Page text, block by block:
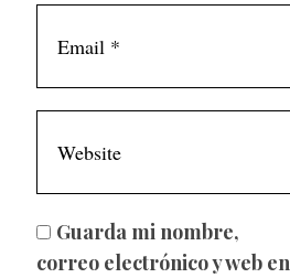
Guarda mi nombre,
correo electrónico y web en